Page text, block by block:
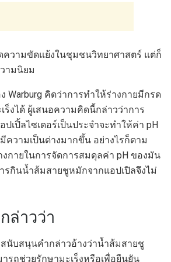
ความขัดแย้งในชุมชนวิทยาศาสตร์ แต่ก็
ามนิยม
Warburg คิดว่าการทำให้ร่างกายมีกรด
ร็งได้ ผู้เสนอความคิดนี้กล่าวว่าการ
เปิ้ลไซเดอร์เป็นประจำจะทำให้ค่า pH
ความเป็นด่างมากขึ้น อย่างไรก็ตาม
กายในการจัดการสมดุลค่า pH ของมัน
รกินน้ำส้มสายชูหมักจากแอปเปิลจึงไม่
ล่าวว่า
นับสนุนคำกล่าวอ้างว่าน้ำส้มสายชู
รถช่วยรักษามะเร็งหรือเพื่อยืนยัน